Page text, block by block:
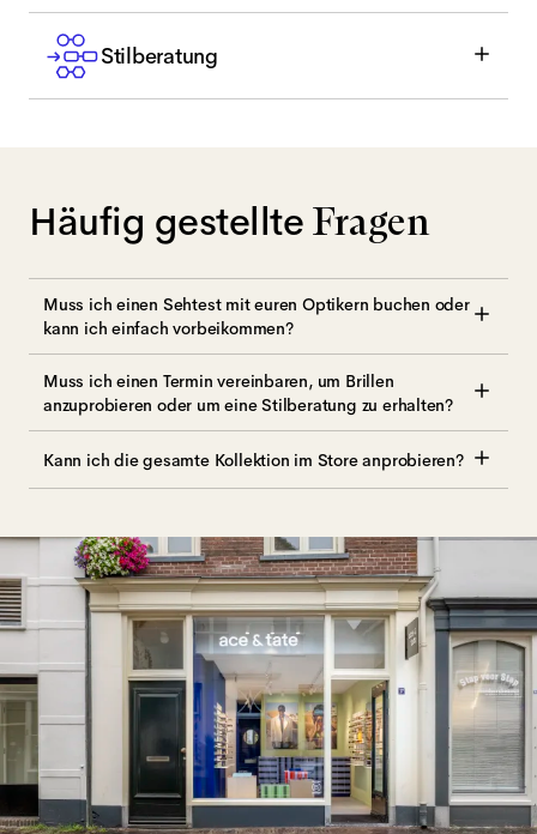
Stilberatung
Häufig gestellte Fragen
Muss ich einen Sehtest mit euren Optikern buchen oder
kann ich einfach vorbeikommen?
Muss ich einen Termin vereinbaren, um Brillen
anzuprobieren oder um eine Stilberatung zu erhalten?
Kann ich die gesamte Kollektion im Store anprobieren?